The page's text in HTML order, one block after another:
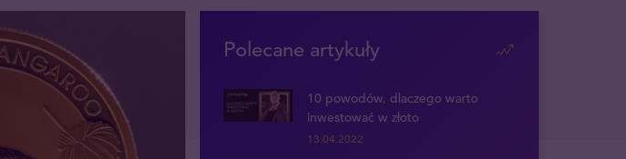
Polecane artykuły
10 powodów, dlaczego warto
inwestować w złoto
13.04.2022